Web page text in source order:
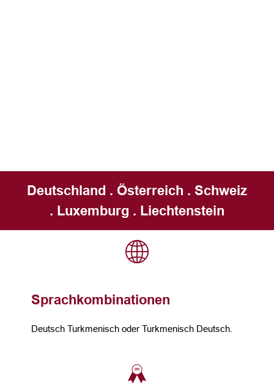
Deutschland . Österreich . Schweiz
. Luxemburg . Liechtenstein
Sprachkombinationen
Deutsch Turkmenisch oder Turkmenisch Deutsch.